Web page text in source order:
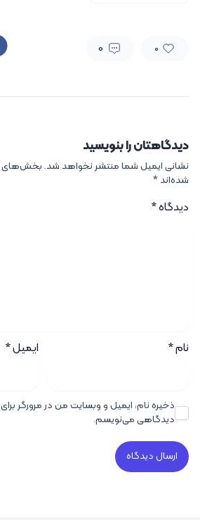
0
0
دیدگاهتان را بنویسید
نشانی ایمیل شما منتشر نخواهد شد. بخش‌های
شده‌اند*
دیدگاه*
نام* ایمیل*
ذخیره نام، ایمیل و وبسایت من در مرورگر برای
دیدگاهی می‌نویسم.